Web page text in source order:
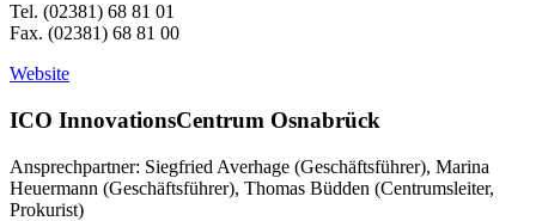
Tel. (02381) 68 81 01
Fax. (02381) 68 81 00
Website
ICO InnovationsCentrum Osnabrück
Ansprechpartner: Siegfried Averhage (Geschäftsführer), Marina
Heuermann (Geschäftsführer), Thomas Büdden (Centrumsleiter,
Prokurist)